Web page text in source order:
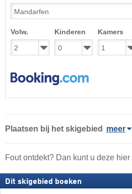
Volw. Kinderen Kamers
Plaatsen bij het skigebied meer
Fout ontdekt? Dan kunt u deze hier
Dit skigebied boeken